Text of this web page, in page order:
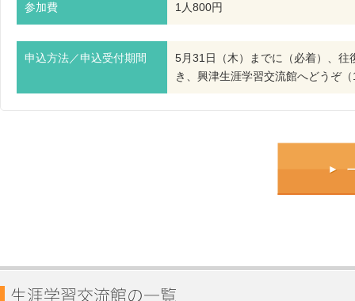
参加費 1人800円
申込方法／申込受付期間
5月31日（木）までに（必着）、
き、興津生涯学習交流館へどうぞ